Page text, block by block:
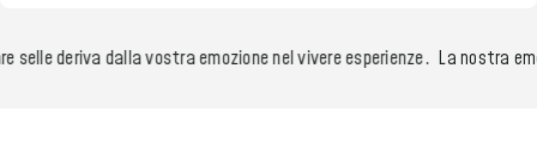
selle deriva dalla vostra emozione nel vivere esperienze. La nostra